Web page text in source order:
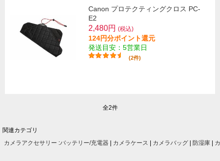
Canon プロテクティングクロス PC-
E2
2,480円 (税込)
124円分ポイント還元
発送目安：5営業日
(2件)
全2件
関連カテゴリ
カメラアクセサリー :バッテリー/充電器 カメラケース カメラバッグ 防湿庫